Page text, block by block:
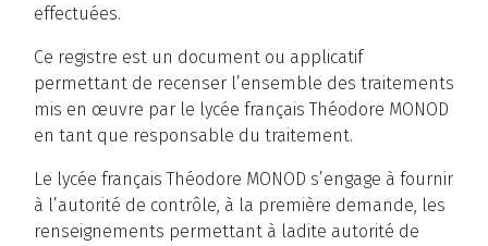
effectuées.
Ce registre est un document ou applicatif
permettant de recenser l’ensemble des traitements
mis en œuvre par le lycée français Théodore MONOD
en tant que responsable du traitement.
Le lycée français Théodore MONOD s’engage à fournir
à l’autorité de contrôle, à la première demande, les
renseignements permettant à ladite autorité de